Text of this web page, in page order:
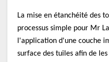
La mise en étanchéité des
processus simple pour Mr
l'application d'une couche
surface des tuiles afin de